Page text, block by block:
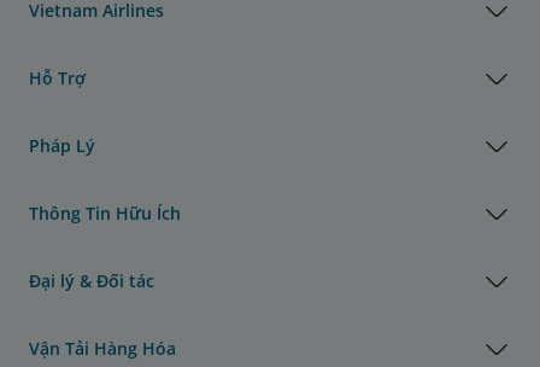
Vietnam Airlines
Hỗ Trợ
Pháp Lý
Thông Tin Hữu Ích
Đại lý & Đối tác
Vận Tải Hàng Hóa